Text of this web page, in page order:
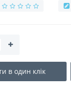
в один клік